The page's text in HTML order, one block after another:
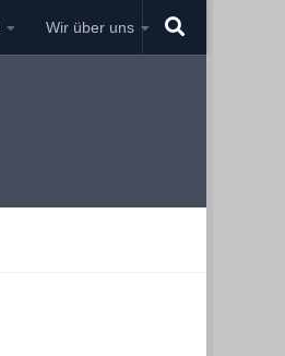
Wir über uns